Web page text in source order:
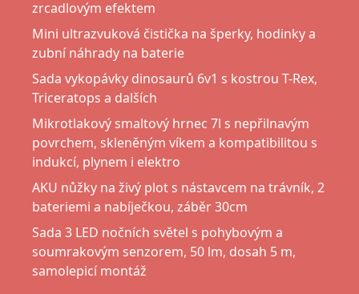
zrcadlovým efektem
Mini ultrazvuková čistička na šperky, hodinky a
zubní náhrady na baterie
Sada vykopávky dinosaurů 6v1 s kostrou T-Rex,
Triceratops a dalších
Mikrotlakový smaltový hrnec 7l s nepřilnavým
povrchem, skleněným víkem a kompatibilitou s
indukcí, plynem i elektro
AKU nůžky na živý plot s nástavcem na trávník, 2
bateriemi a nabíječkou, záběr 30cm
Sada 3 LED nočních světel s pohybovým a
soumrakovým senzorem, 50 lm, dosah 5 m,
samolepicí montáž